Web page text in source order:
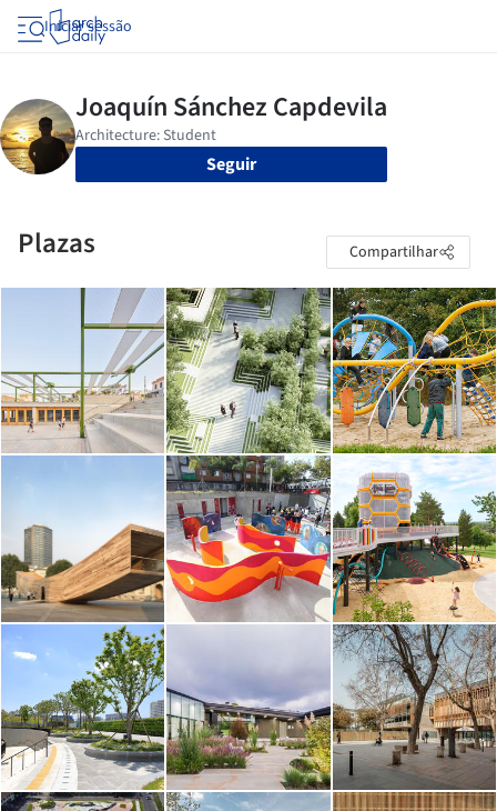
Iniciar sessão
Seguir
Plazas Compartilhar